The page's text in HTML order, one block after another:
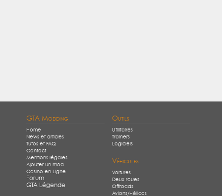
GTA Modding
Home
News et articles
Tutos et FAQ
Contact
Mentions légales
Ajouter un mod
Casino en Ligne
Forum
GTA Légende
Outils
Utilitaires
Trainers
Logiciels
Véhicules
Voitures
Deux roues
Offroads
Avions/Hélicos